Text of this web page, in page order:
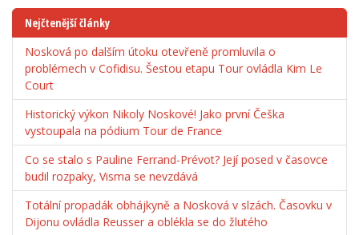
Nejčtenější články
Nosková po dalším útoku otevřeně promluvila o
problémech v Cofidisu. Šestou etapu Tour ovládla Kim Le
Court
Historický výkon Nikoly Noskové! Jako první Češka
vystoupala na pódium Tour de France
Co se stalo s Pauline Ferrand-Prévot? Její posed v časovce
budil rozpaky, Visma se nevzdává
Totální propadák obhájkyně a Nosková v slzách. Časovku v
Dijonu ovládla Reusser a oblékla se do žlutého